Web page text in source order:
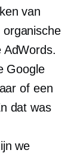
van
AdWords.
Google
of een
dat was
we